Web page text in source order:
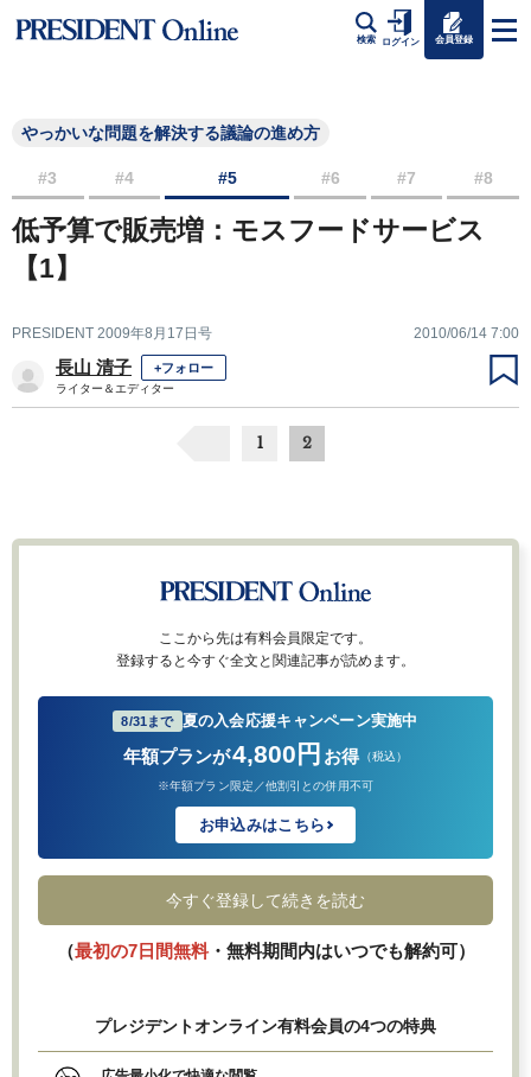
検索 ログイン 会員登録
やっかいな問題を解決する議論の進め方
#3 #4 #5 #6 #7 #8
低予算で販売増：モスフードサービス
【1】
PRESIDENT 2009年8月17日号 2010/06/14 7:00
長山 清子 +フォロー
ライター＆エディター
1 2
ここから先は有料会員限定です。
登録すると今すぐ全文と関連記事が読めます。
8/31まで 夏の入会応援キャンペーン実施中
年額プランが4,800円 お得 （税込）
※年額プラン限定／他割引との併用不可
お申込みはこちら
今すぐ登録して続きを読む
（最初の7日間無料・無料期間内はいつでも解約可）
プレジデントオンライン有料会員の4つの特典